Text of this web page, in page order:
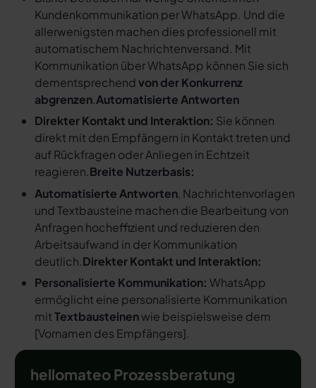
Kundenkommunikation per WhatsApp. Und die
allerwenigsten machen dies professionell mit
automatischem Nachrichtenversand. Mit
Kommunikation über WhatsApp können Sie sich
dementsprechendvon der Konkurrenz
abgrenzen.Automatisierte Antworten
Direkter Kontakt und Interaktion: Sie können
direkt mit den Empfängern in Kontakt treten und
auf Rückfragen oder Anliegen in Echtzeit
reagieren.Breite Nutzerbasis:
Automatisierte Antworten, Nachrichtenvorlagen
und Textbausteine machen die Bearbeitung von
Anfragen hocheffizient und reduzieren den
Arbeitsaufwand in der Kommunikation
deutlich.Direkter Kontakt und Interaktion:
Personalisierte Kommunikation: WhatsApp
ermöglicht eine personalisierte Kommunikation
mitTextbausteinenwie beispielsweise dem
[Vornamen des Empfängers].
hellomateo Prozessberatung